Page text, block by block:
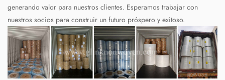
generando valor para nuestros clientes. Esperamos trabajar con
nuestros socios para construir un futuro próspero y exitoso.